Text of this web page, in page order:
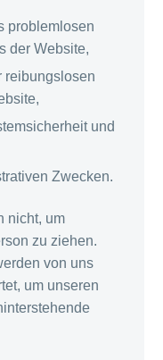
problemlosen
der Website,
reibungslosen
und
Zwecken.
nicht, um
zu ziehen.
von uns
um unseren